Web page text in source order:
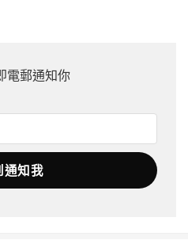
電郵通知你